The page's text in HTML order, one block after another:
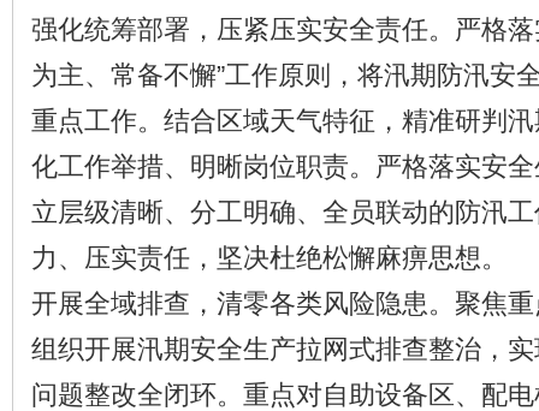
强化统筹部署，压紧压实安全责任。严格
为主、常备不懈”工作原则，将汛期防汛安
重点工作。结合区域天气特征，精准研判
化工作举措、明晰岗位职责。严格落实安全
立层级清晰、分工明确、全员联动的防汛
力、压实责任，坚决杜绝松懈麻痹思想。
开展全域排查，清零各类风险隐患。聚焦
组织开展汛期安全生产拉网式排查整治，
问题整改全闭环。重点对自助设备区、配